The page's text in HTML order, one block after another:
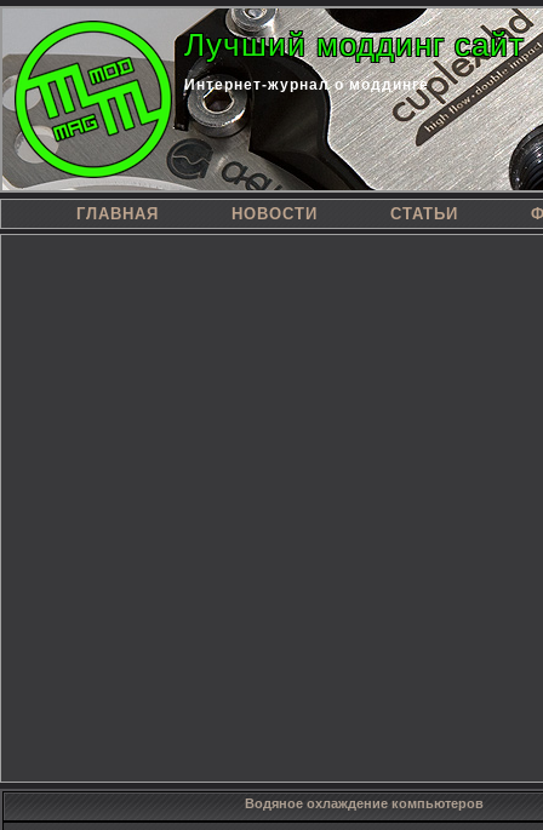
Лучший моддинг сайт
Интернет-журнал о моддинге
ГЛАВНАЯ НОВОСТИ СТАТЬИ
Водяное охлаждение компьютеров